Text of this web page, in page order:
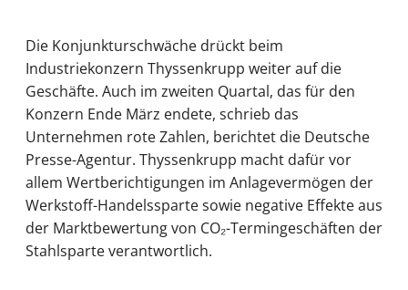
Die Konjunkturschwäche drückt beim
Industriekonzern Thyssenkrupp weiter auf die
Geschäfte. Auch im zweiten Quartal, das für den
Konzern Ende März endete, schrieb das
Unternehmen rote Zahlen, berichtet die Deutsche
Presse-Agentur. Thyssenkrupp macht dafür vor
allem Wertberichtigungen im Anlagevermögen der
Werkstoff-Handelssparte sowie negative Effekte aus
der Marktbewertung von CO₂-Termingeschäften der
Stahlsparte verantwortlich.